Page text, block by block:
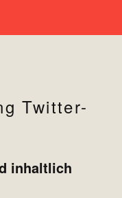
Twitter-
inhaltlich